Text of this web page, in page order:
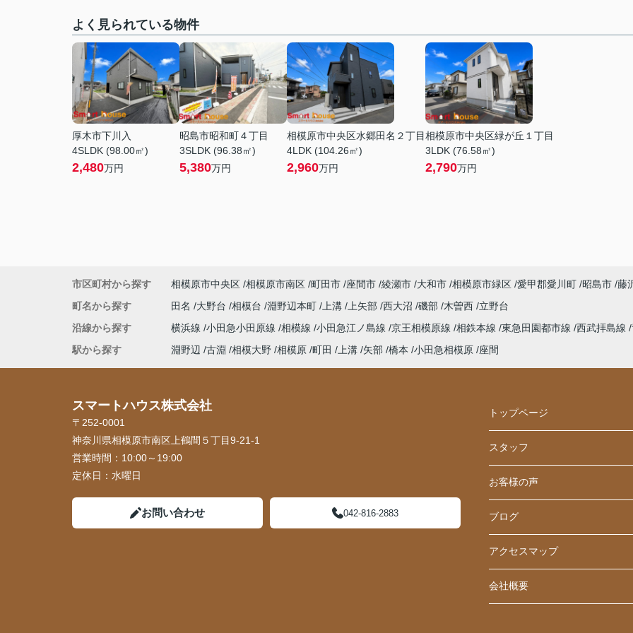
よく見られている物件
厚木市下川入
4SLDK (98.00㎡)
2,480万円
昭島市昭和町４丁目
3SLDK (96.38㎡)
5,380万円
相模原市中央区水郷田名２丁目
4LDK (104.26㎡)
2,960万円
相模原市中央区緑が丘１丁目
3LDK (76.58㎡)
2,790万円
市区町村から探す 相模原市中央区 相模原市南区 町田市 座間市 綾瀬市 大和市 相模原市緑区 愛甲郡愛川町 昭島市 藤
町名から探す
田名 大野台 相模台 淵野辺本町 上溝 上矢部 西大沼 磯部 木曽西 立野台
沿線から探す
横浜線 小田急小田原線 相模線 小田急江ノ島線 京王相模原線 相鉄本線 東急田園都市線 西武拝島線
駅から探す
淵野辺 古淵 相模大野 相模原 町田 上溝 矢部 橋本 小田急相模原 座間
スマートハウス株式会社
〒252-0001
神奈川県相模原市南区上鶴間５丁目9-21-1
営業時間： 10:00～19:00
定休日： 水曜日
お問い合わせ 042-816-2883
トップページ
スタッフ
お客様の声
ブログ
アクセスマップ
会社概要